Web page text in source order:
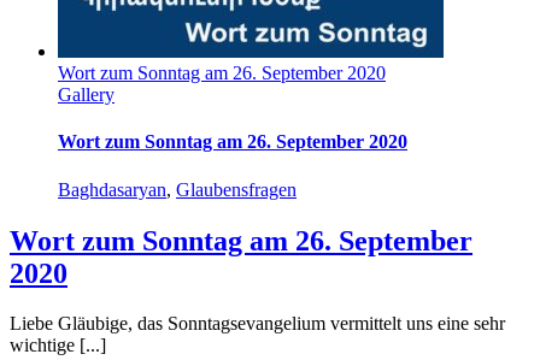
Wort zum Sonntag am 26. September 2020
Gallery
Wort zum Sonntag am 26. September 2020
Baghdasaryan, Glaubensfragen
Wort zum Sonntag am 26. September
2020
Liebe Gläubige, das Sonntagsevangelium vermittelt uns eine sehr
wichtige [...]